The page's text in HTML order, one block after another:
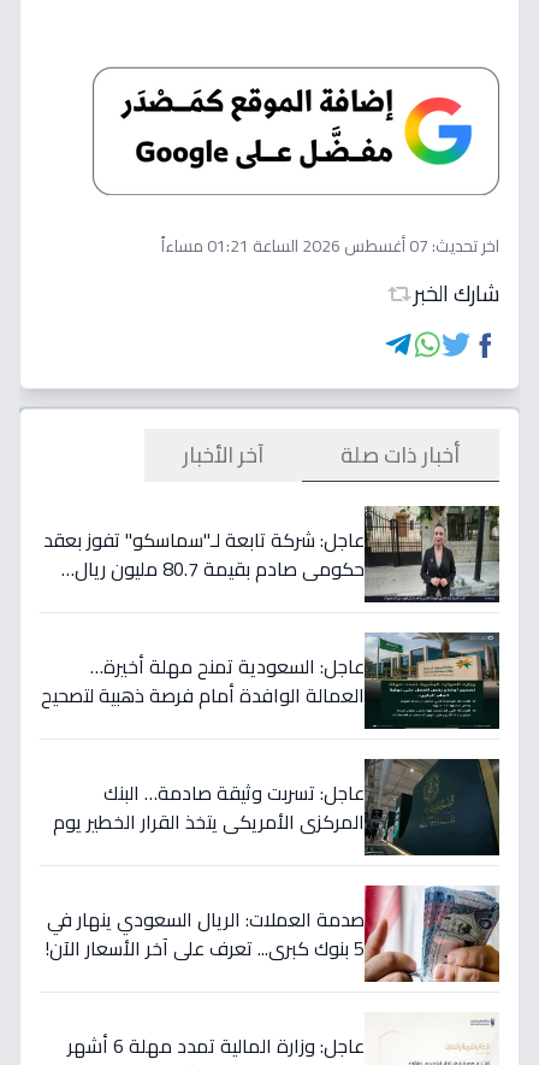
اخر تحديث:07 أغسطس 2026 الساعة 01:21 مساءاً
شارك الخبر
أخبار ذات صلة آخر الأخبار
عاجل: شركة تابعة لـ"سماسكو" تفوز بعقد
حكومي صادم بقيمة 80.7 مليون ريال…
عاجل: السعودية تمنح مهلة أخيرة…
العمالة الوافدة أمام فرصة ذهبية لتصحيح
عاجل: تسربت وثيقة صادمة… البنك
المركزي الأمريكي يتخذ القرار الخطير يوم
صدمة العملات: الريال السعودي ينهار في
5 بنوك كبرى... تعرف على آخر الأسعار الآن!
عاجل: وزارة المالية تمدد مهلة 6 أشهر